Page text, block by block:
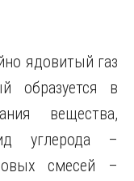
ядовитый газ
образуется в
вещества,
углерода –
смесей –